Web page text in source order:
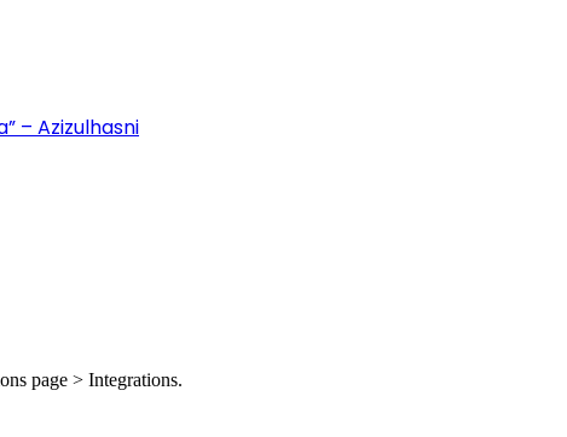
– Azizulhasni
page > Integrations.